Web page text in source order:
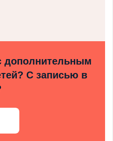
дополнительным
С записью в